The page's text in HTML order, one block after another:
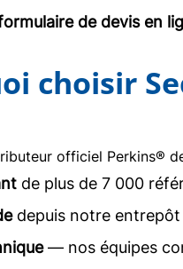
de devis en
choisir
officiel Perkins®
de plus de 7 000
depuis notre entrepôt
— nos équipes